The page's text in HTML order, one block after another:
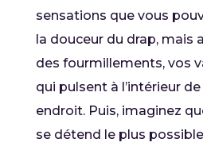
sensations que vous
la douceur du drap, mais
des fourmillements, vos
qui pulsent à l’intérieur
endroit. Puis, imaginez
se détend le plus